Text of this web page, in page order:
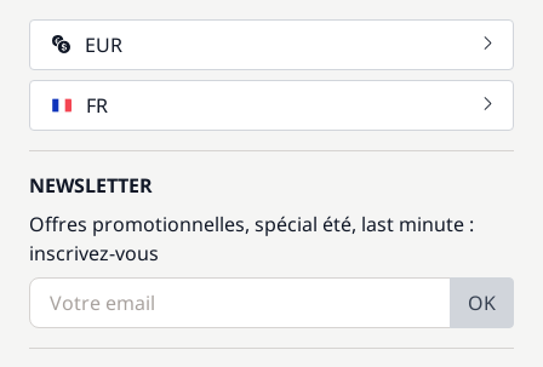
EUR
FR
NEWSLETTER
Offres promotionnelles, spécial été, last minute :
inscrivez-vous
OK